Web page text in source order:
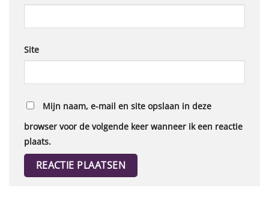
Site
Mijn naam, e-mail en site opslaan in deze
browser voor de volgende keer wanneer ik een reactie
plaats.